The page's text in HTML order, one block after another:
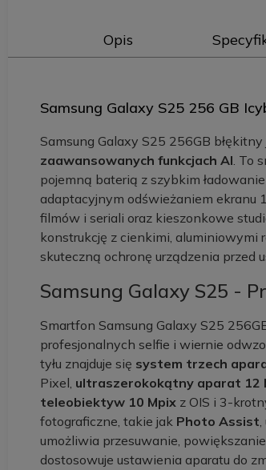
Opis
Samsung Galaxy S25 256 GB
Samsung Galaxy S25 256GB
zaawansowanych funkcjach AI. To
pojemną baterią z szybkim
adaptacyjnym odświeżaniem ekranu
filmów i seriali oraz kieszonkowe
konstrukcję z cienkimi, aluminiowymi
skuteczną ochronę urządzenia przed
Samsung Galaxy S25 -
Smartfon Samsung Galaxy S25
profesjonalnych selfie i wiernie
tyłu znajduje się system trzech
Pixel, ultraszerokokątny aparat 12
teleobiektyw 10 Mpix z OIS i 3-
fotograficzne, takie jak Photo Assist,
umożliwia przesuwanie,
dostosowuje ustawienia aparatu do